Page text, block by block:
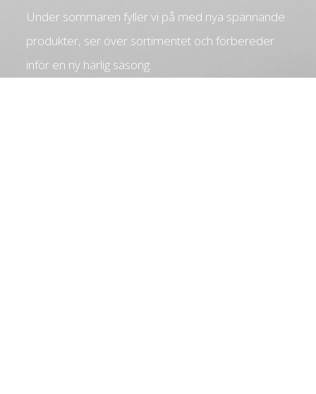
Under sommaren fyller vi på med nya spännande
produkter, ser över sortimentet och förbereder
inför en ny härlig säsong.